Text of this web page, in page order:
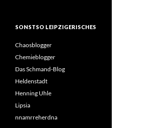
SONSTSO LEIPZIGERISCHES
Chaosblogger
Chemieblogger
Das Schmand-Blog
Heldenstadt
Henning Uhle
Lipsia
nnamrreherdna